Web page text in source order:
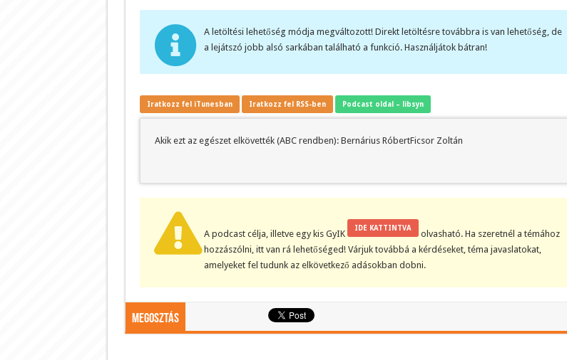
A letöltési lehetőség módja megváltozott! Direkt letöltésre továbbra is van lehetőség, de
a lejátszó jobb alsó sarkában található a funkció. Használjátok bátran!
Iratkozz fel iTunesban Iratkozz fel RSS-ben Podcast oldal – libsyn
Akik ezt az egészet elkövették (ABC rendben): Bernárius RóbertFicsor Zoltán
A podcast célja, illetve egy kis GyIK
IDE KATTINTVA
olvasható. Ha szeretnél a témához
hozzászólni, itt van rá lehetőséged! Várjuk továbbá a kérdéseket, téma javaslatokat,
amelyeket fel tudunk az elkövetkező adásokban dobni.
Megosztás